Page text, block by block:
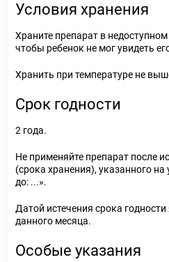
Условия хранения
Храните препарат в
чтобы ребенок не мог увидеть
Хранить при температуре не
Срок годности
2 года.
Не применяйте препарат после
(срока хранения), указанного на
до: ...».
Датой истечения срока
данного месяца.
Особые указания